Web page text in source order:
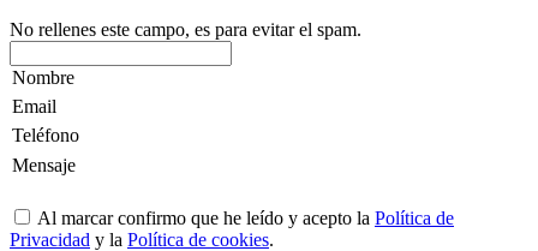
No rellenes este campo, es para evitar el spam.
Al marcar confirmo que he leído y acepto la Política de
Privacidad y la Política de cookies.